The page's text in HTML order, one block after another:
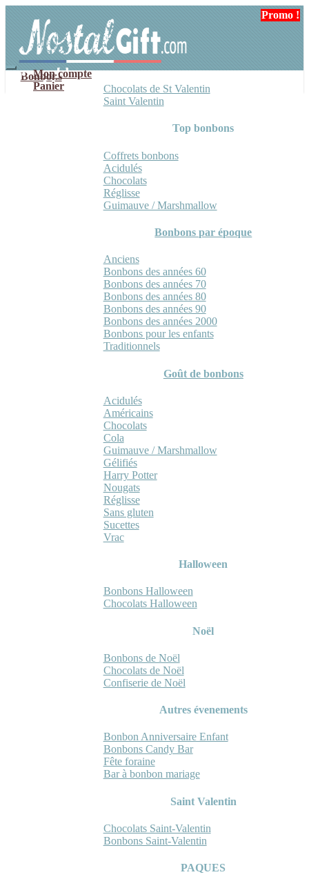
navigation
contenu
Mon compte
Panier
Bonbons
Chocolats de St Valentin
Saint Valentin
Top bonbons
Coffrets bonbons
Acidulés
Chocolats
Réglisse
Guimauve / Marshmallow
Bonbons par époque
Anciens
Bonbons des années 60
Bonbons des années 70
Bonbons des années 80
Bonbons des années 90
Bonbons des années 2000
Bonbons pour les enfants
Traditionnels
Goût de bonbons
Acidulés
Américains
Chocolats
Cola
Guimauve / Marshmallow
Gélifiés
Harry Potter
Nougats
Réglisse
Sans gluten
Sucettes
Vrac
Halloween
Bonbons Halloween
Chocolats Halloween
Noël
Bonbons de Noël
Chocolats de Noël
Confiserie de Noël
Autres évenements
Bonbon Anniversaire Enfant
Bonbons Candy Bar
Fête foraine
Bar à bonbon mariage
Saint Valentin
Chocolats Saint-Valentin
Bonbons Saint-Valentin
PAQUES
Promo !
Promo !